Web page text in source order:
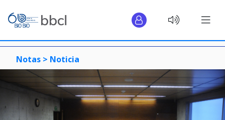
Notas > Noticia